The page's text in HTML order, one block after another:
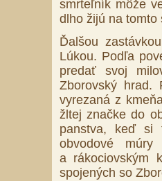
smrteľník môže
dlho žijú na tomto
Ďalšou
Lúkou. Podľa
predať svoj
Zborovský hrad.
vyrezaná z
žltej značke do
panstva, keď si
obvodové
a rákociovským
spojených so